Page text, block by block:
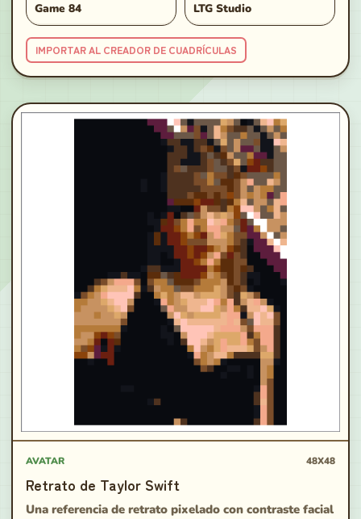
Game 84 LTG Studio
IMPORTAR AL CREADOR DE CUADRÍCULAS
AVATAR 48X48
Retrato de Taylor Swift
Una referencia de retrato pixelado con contraste facial